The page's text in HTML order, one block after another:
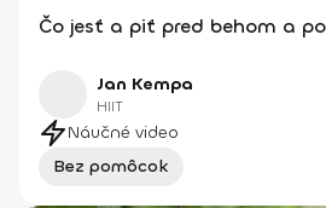
Čo jesť a piť pred behom a
Jan Kempa
HIIT
Náučné video
Bez pomôcok